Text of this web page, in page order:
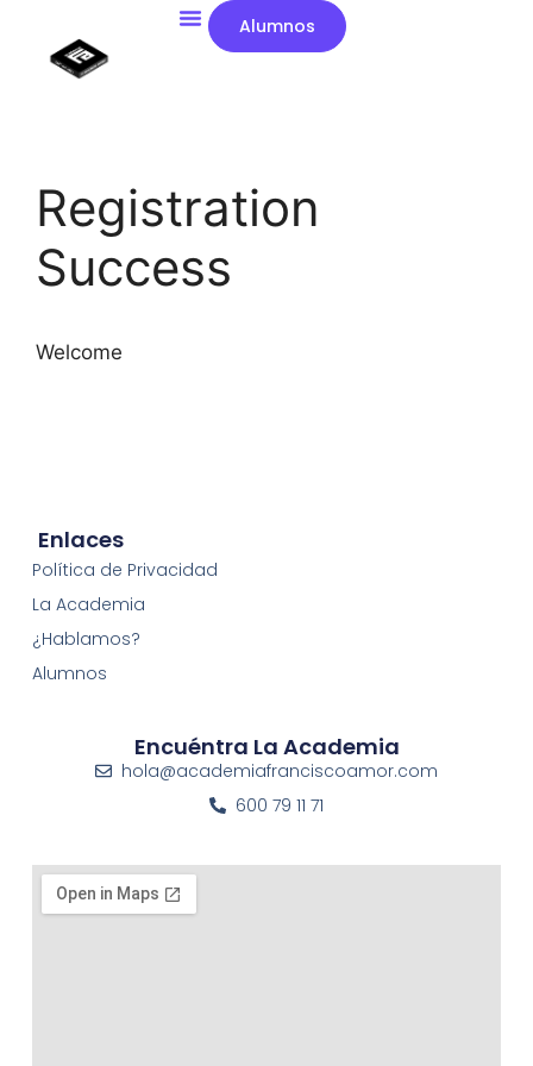
Alumnos
Registration
Success
Welcome
Enlaces
Política de Privacidad
La Academia
¿Hablamos?
Alumnos
Encuéntra La Academia
hola@academiafranciscoamor.com
600 79 11 71